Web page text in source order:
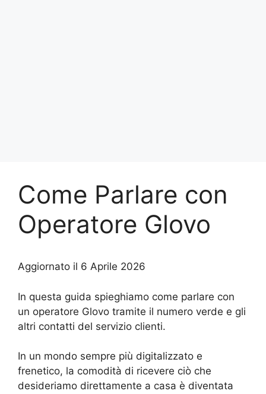
Come Parlare con
Operatore Glovo
Aggiornato il 6 Aprile 2026
In questa guida spieghiamo come parlare con
un operatore Glovo tramite il numero verde e gli
altri contatti del servizio clienti.
In un mondo sempre più digitalizzato e
frenetico, la comodità di ricevere ciò che
desideriamo direttamente a casa è diventata